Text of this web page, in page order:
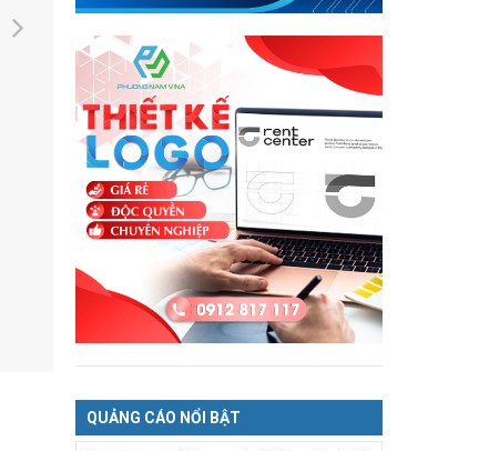
QUẢNG CÁO NỔI BẬT